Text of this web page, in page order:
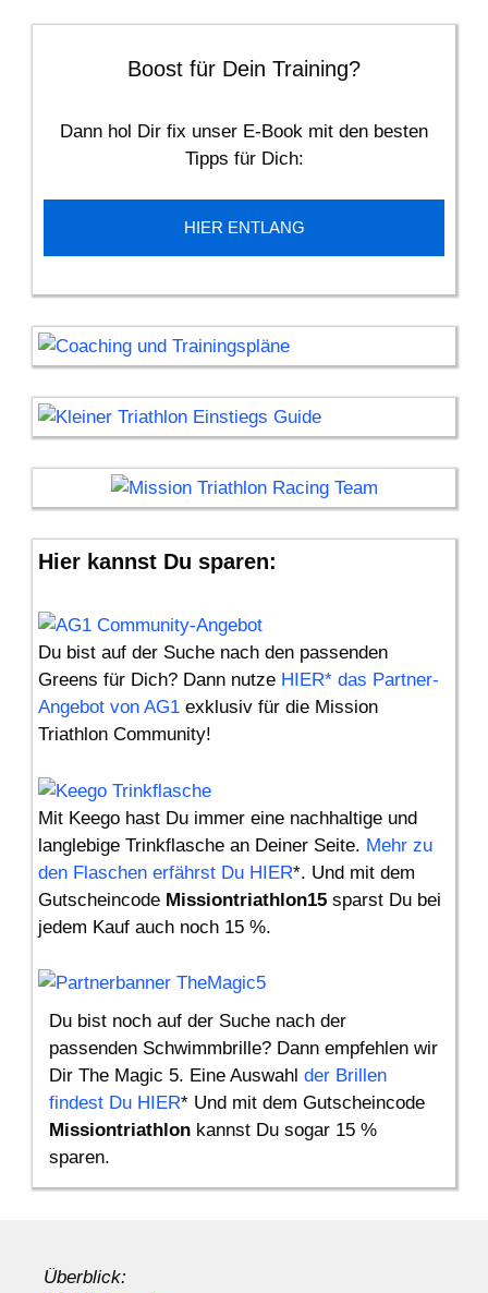
Boost für Dein Training?
Dann hol Dir fix unser E-Book mit den besten
Tipps für Dich:
HIER ENTLANG
Hier kannst Du sparen:
Du bist auf der Suche nach den passenden
Greens für Dich? Dann nutze HIER* das Partner-
Angebot von AG1 exklusiv für die Mission
Triathlon Community!
Mit Keego hast Du immer eine nachhaltige und
langlebige Trinkflasche an Deiner Seite. Mehr zu
den Flaschen erfährst Du HIER*. Und mit dem
Gutscheincode Missiontriathlon15 sparst Du bei
jedem Kauf auch noch 15 %.
Du bist noch auf der Suche nach der
passenden Schwimmbrille? Dann empfehlen wir
Dir The Magic 5. Eine Auswahl der Brillen
findest Du HIER* Und mit dem Gutscheincode
Missiontriathlon kannst Du sogar 15 %
sparen.
Überblick: